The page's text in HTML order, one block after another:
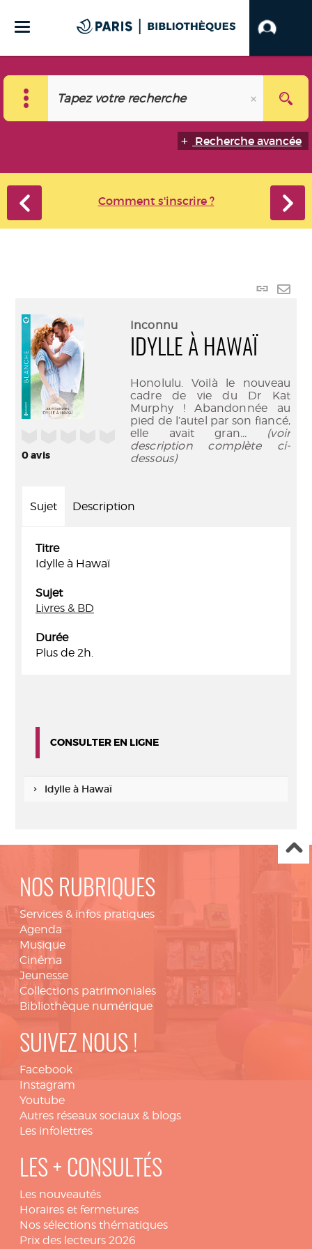
Recherche avancée
Comment s'inscrire ?
Lien
0avis
Inconnu
IDYLLE À HAWAÏ
Honolulu. Voilà le nouveau
cadre de vie du Dr Kat
Murphy ! Abandonnée au
pied de l’autel par son fiancé,
elle avait gran... (voir
description complète ci-
dessous)
Sujet Description
Titre
Idylle à Hawaï
Sujet
Livres & BD
Durée
Plus de 2h.
CONSULTER EN LIGNE
Idylle à Hawaï
NOS RUBRIQUES
Services & infos pratiques
Agenda
Musique
Cinéma
Jeunesse
Collections patrimoniales
Bibliothèque numérique
SUIVEZ NOUS !
Facebook
Instagram
Youtube
Autres réseaux sociaux & blogs
Les infolettres
LES + CONSULTÉS
Les nouveautés
Horaires et fermetures
Nos sélections thématiques
Prix des lecteurs 2026